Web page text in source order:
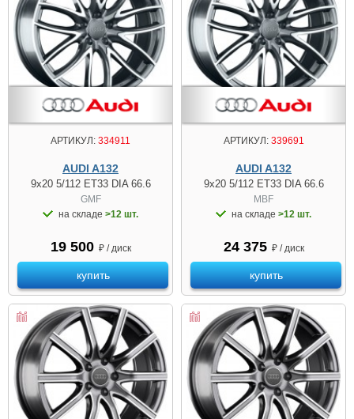
АРТИКУЛ: 334911
AUDI A132
9x20 5/112 ET33 DIA 66.6
GMF
на складе >12 шт.
19 500 ₽ / диск
купить
АРТИКУЛ:339691
AUDI A132
9x20 5/112 ET33 DIA 66.6
MBF
на складе >12 шт.
24 375 ₽ / диск
купить